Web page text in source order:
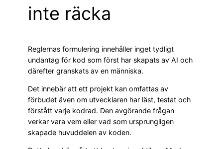
inte räcka
Reglernas formulering innehåller inget tydligt
undantag för kod som först har skapats av AI och
därefter granskats av en människa.
Det innebär att ett projekt kan omfattas av
förbudet även om utvecklaren har läst, testat och
förstått varje kodrad. Den avgörande frågan
verkar vara vem eller vad som ursprungligen
skapade huvuddelen av koden.